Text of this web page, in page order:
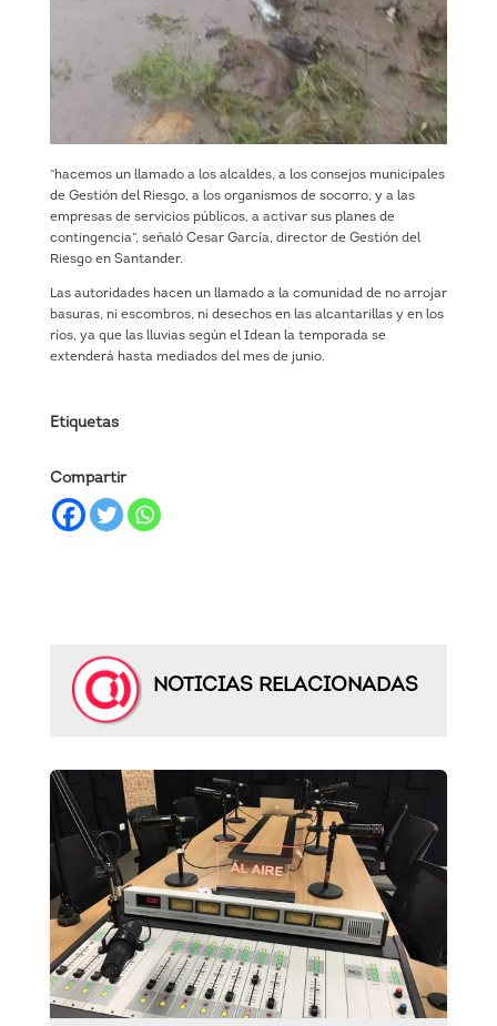
“hacemos un llamado a los alcaldes, a los consejos municipales
de Gestión del Riesgo, a los organismos de socorro, y a las
empresas de servicios públicos, a activar sus planes de
contingencia”, señaló Cesar García, director de Gestión del
Riesgo en Santander.
Las autoridades hacen un llamado a la comunidad de no arrojar
basuras, ni escombros, ni desechos en las alcantarillas y en los
ríos, ya que las lluvias según el Idean la temporada se
extenderá hasta mediados del mes de junio.
Etiquetas
Compartir
NOTICIAS RELACIONADAS